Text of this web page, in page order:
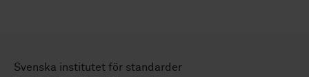
Svenska institutet för standarder